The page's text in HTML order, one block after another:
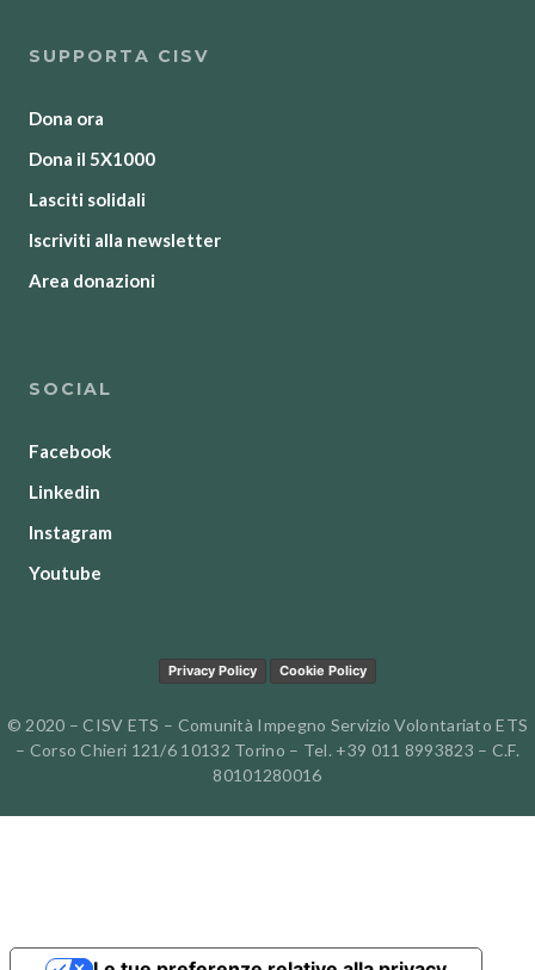
SUPPORTA CISV
Dona ora
Dona il 5X1000
Lasciti solidali
Iscriviti alla newsletter
Area donazioni
SOCIAL
Facebook
Linkedin
Instagram
Youtube
Privacy Policy Cookie Policy
© 2020 – CISV ETS – Comunità Impegno Servizio Volontariato ETS
– Corso Chieri 121/6 10132 Torino – Tel. +39 011 8993823 – C.F.
80101280016